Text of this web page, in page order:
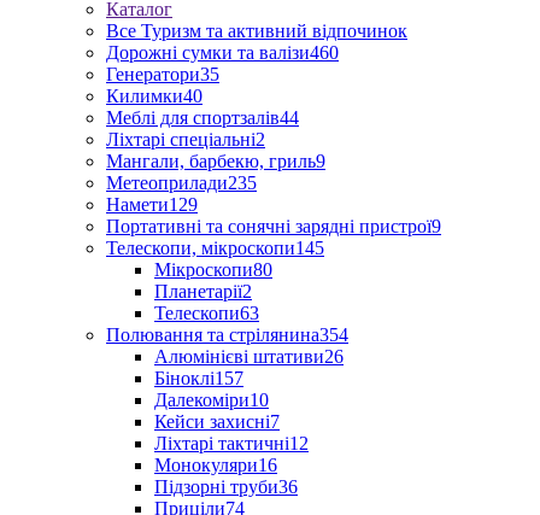
Каталог
Все Туризм та активний відпочинок
Дорожні сумки та валізи460
Генератори35
Килимки40
Меблі для спортзалів44
Ліхтарі спеціальні2
Мангали, барбекю, гриль9
Метеоприлади235
Намети129
Портативні та сонячні зарядні пристрої9
Телескопи, мікроскопи145
Мікроскопи80
Планетарії2
Телескопи63
Полювання та стрілянина354
Алюмінієві штативи26
Біноклі157
Далекоміри10
Кейси захисні7
Ліхтарі тактичні12
Монокуляри16
Підзорні труби36
Приціли74